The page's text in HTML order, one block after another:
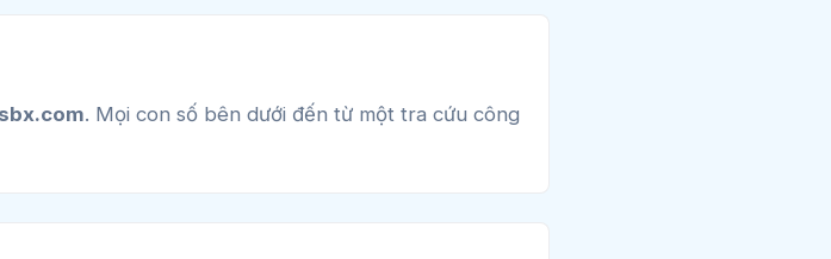
. Mọi con số bên dưới đến từ một tra cứu công